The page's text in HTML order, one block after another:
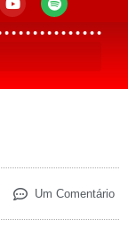
Um Comentário